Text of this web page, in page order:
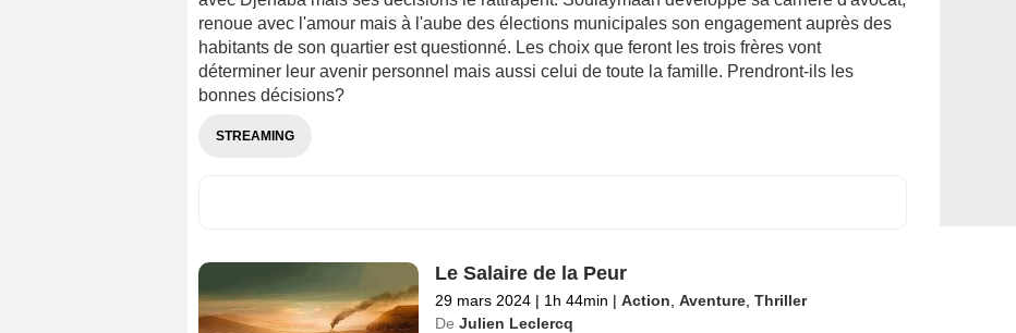
renoue avec l'amour mais à l'aube des élections municipales son engagement auprès des
habitants de son quartier est questionné. Les choix que feront les trois frères vont
déterminer leur avenir personnel mais aussi celui de toute la famille. Prendront-ils les
bonnes décisions?
STREAMING
Le Salaire de la Peur
29 mars 2024 | 1h 44min | Action Aventure, Thriller
De Julien Leclercq